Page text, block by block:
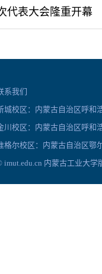
代表大会隆重开幕
系我们
城校区：内蒙古自治区呼
川校区：内蒙古自治区呼
格尔校区：内蒙古自治区
imut.edu.cn 内蒙古工业大